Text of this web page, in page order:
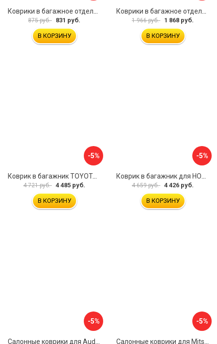
875 руб. 831 руб.
В КОРЗИНУ
1 966 руб. 1 868 руб.
В КОРЗИНУ
-5%
Коврик в багажник TOYOTA Land Cruiser 200, 2012- 5 мест, внед. ELEMENT CARTYT00010
4 721 руб. 4 485 руб.
В КОРЗИНУ
-5%
Коврик в багажник для HONDA CR-V 2017- г.в., кроссовер, верхний ELEMENT ELEMENT1840B13
4 659 руб. 4 426 руб.
В КОРЗИНУ
-5% -5%